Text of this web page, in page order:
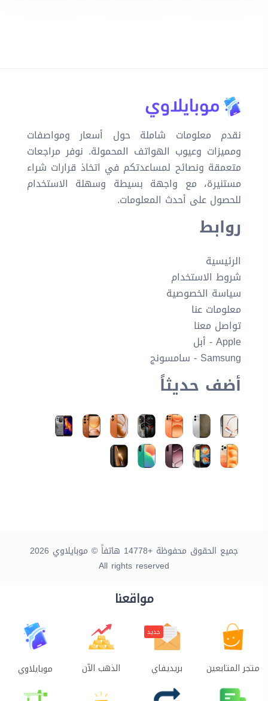
نقدم معلومات شاملة حول أسعار ومواصفات
ومميزات وعيوب الهواتف المحمولة. نوفر مراجعات
متعمقة ونصائح لمساعدتكم في اتخاذ قرارات شراء
مستنيرة، مع واجهة بسيطة وسهلة الاستخدام
للحصول على أحدث المعلومات.
روابط
الرئيسية
شروط الاستخدام
سياسة الخصوصية
معلومات عنا
تواصل معنا
Apple - أبل
Samsung - سامسونج
أضف حديثاً
جميع الحقوق محفوظة +14778 هاتفاً © موبايلاوي 2026
All rights reserved